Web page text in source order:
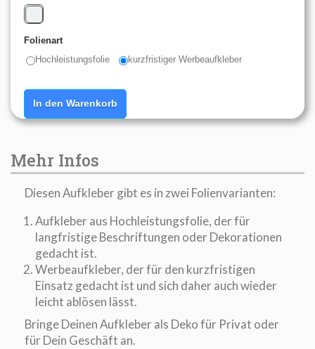
Folienart
Hochleistungsfolie
kurzfristiger Werbeaufkleber
In den Warenkorb
Mehr Infos
Diesen Aufkleber gibt es in zwei Folienvarianten:
Aufkleber aus Hochleistungsfolie, der für
langfristige Beschriftungen oder Dekorationen
gedacht ist.
Werbeaufkleber, der für den kurzfristigen
Einsatz gedacht ist und sich daher auch wieder
leicht ablösen lässt.
Bringe Deinen Aufkleber als Deko für Privat oder
für Dein Geschäft an.